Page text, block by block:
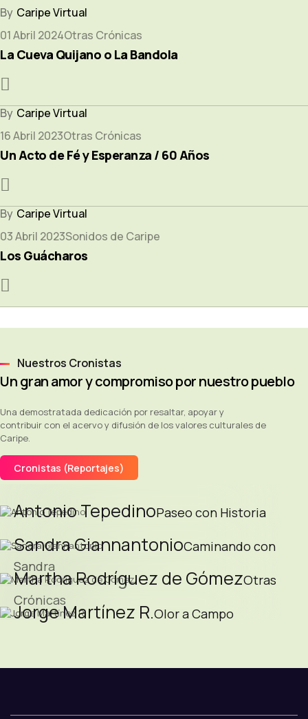
La Cueva Quijano o La Bandola
01 Abril 2024Otras Crónicas
Caripe Virtual
Un Acto de Fé y Esperanza / 60 Años
16 Abril 2023Otras Crónicas
Caripe Virtual
Los Guácharos
03 Abril 2023Sonidos de Caripe
Caripe Virtual
Nuestros Cronistas
Un gran amor y compromiso por nuestro pueblo
Una demostratada dedicación por resaltar, apoyar y
contribuir con el acervo y difusión de los valores culturales de
Caripe.
Cronistas (Reportajes)
Antonio TepedinoPaseo con Historia
Sandra GiannantonioCaminando con
Sandra
Martha Rodríguez de GómezOtras
Crónicas
Jorge Martínez R.Olor a Campo